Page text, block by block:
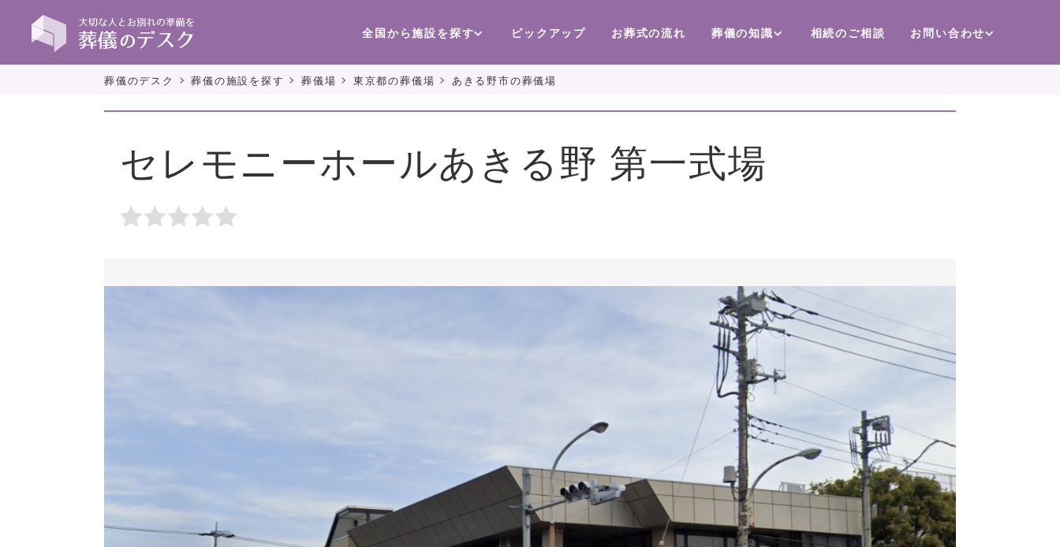
全国から施設を探す ピックアップ お葬式の流れ 葬儀の知識 相続のご相談 お問い合わせ
葬儀のデスク >葬儀の施設を探す >葬儀場 > 東京都の葬儀場 > あきる野市の葬儀場
セレモニーホールあきる野 第一式場